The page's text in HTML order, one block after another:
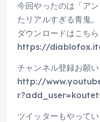
今回やったのは「ア
たリアルすぎる青鬼。
ダウンロードはこちら
https://
チャンネル登録お願い
http://
ツイッターもやってい